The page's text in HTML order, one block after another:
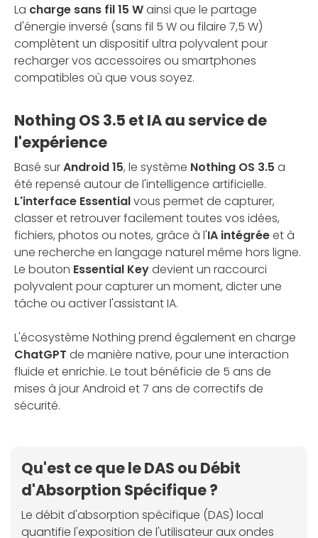
La charge sans fil 15 Wainsi que le partage
d'énergie inversé (sans fil 5 W ou filaire 7,5 W)
complètent un dispositif ultra polyvalent pour
recharger vos accessoires ou smartphones
compatibles où que vous soyez.
Nothing OS 3.5 et IA au service de
l'expérience
Basé surAndroid 15, le système Nothing OS 3.5 a
été repensé autour de l'intelligence artificielle.
L'interface Essentialvous permet de capturer,
classer et retrouver facilement toutes vos idées,
fichiers, photos ou notes, grâce à l'IA intégréeet à
une recherche en langage naturel même hors ligne.
Le bouton Essential Keydevient un raccourci
polyvalent pour capturer un moment, dicter une
tâche ou activer l'assistant IA.
L'écosystème Nothing prend également en charge
ChatGPT de manière native, pour une interaction
fluide et enrichie. Le tout bénéficie de 5 ans de
mises à jour Android et 7 ans de correctifs de
sécurité.
Qu'est ce que le DAS ou Débit
d'Absorption Spécifique ?
Le débit d'absorption spécifique (DAS) local
quantifie l'exposition de l'utilisateur aux ondes